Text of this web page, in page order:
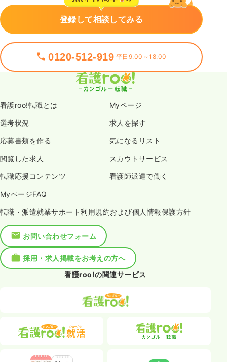
登録して相談してみる
0120-512-919 平日9:00～18:00
看護roo!転職とは Myページ
選考状況 求人を探す
応募書類を作る 気になるリスト
閲覧した求人 スカウトサービス
転職応援コンテンツ 看護師派遣で働く
MyページFAQ
転職・派遣就業サポート利用規約および個人情報保護方針
お問い合わせフォーム
採用・求人掲載をお考えの方へ
看護roo!の関連サービス